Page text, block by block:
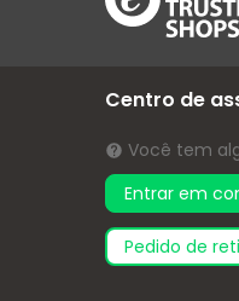
Centro de
Você tem
Entrar em
pedido de